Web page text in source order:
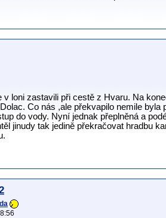
v loni zastavili při cestě z Hvaru. Na
Co nás ,ale překvapilo nemile
do vody. Nyní jednak přeplněná a
jinudy tak jedině překračovat hradbu